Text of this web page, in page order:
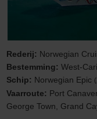
Rederij: Norwegian
Bestemming:West-
Schip: Norwegian Epic
Vaarroute: Port
George Town, Grand